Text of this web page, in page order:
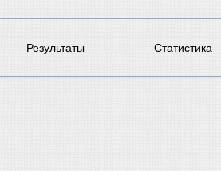
Результаты Статистика